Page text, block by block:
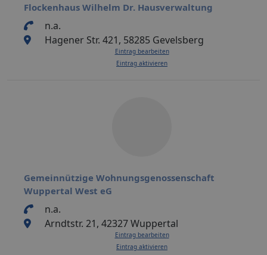
Flockenhaus Wilhelm Dr. Hausverwaltung
n.a.
Hagener Str. 421, 58285 Gevelsberg
Eintrag bearbeiten
Eintrag aktivieren
Gemeinnützige Wohnungsgenossenschaft
Wuppertal West eG
n.a.
Arndtstr. 21, 42327 Wuppertal
Eintrag bearbeiten
Eintrag aktivieren